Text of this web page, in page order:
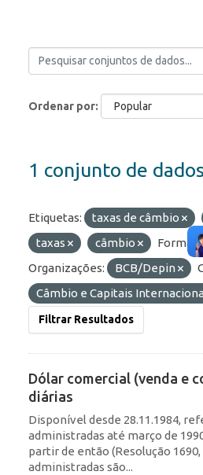
Ordenar por
1 conjunto de
Etiquetas: taxas de câmbio
taxas
câmbio
Organizações:
BCB/Depin
Câmbio e Capitais
Filtrar Resultados
Dólar comercial (venda e
diárias
Disponível desde 28.11.1984,
administradas até março de
partir de então (Resolução 1690,
administradas são...